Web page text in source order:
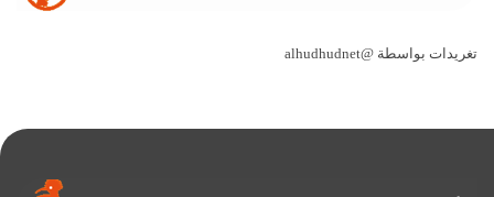
تغريدات بواسطة @alhudhudnet